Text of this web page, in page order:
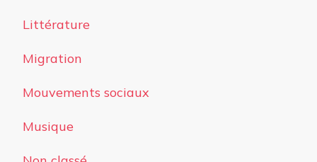
Littérature
Migration
Mouvements sociaux
Musique